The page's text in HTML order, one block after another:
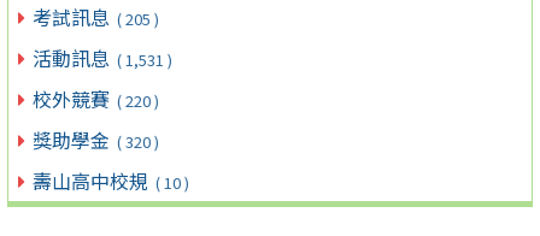
考試訊息 ( 205 )
活動訊息 ( 1,531 )
校外競賽 ( 220 )
獎助學金 ( 320 )
壽山高中校規 ( 10 )